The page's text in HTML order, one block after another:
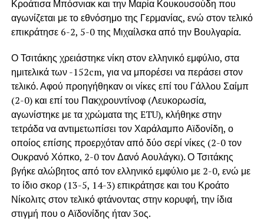
Κροάτισα Μπόσνιακ και την Μαρία Κουκουσούδη που
αγωνίζεται με το εθνόσημο της Γερμανίας, ενώ στον τελικό
επικράτησε 6-2, 5-0 της Μιχαίλσκα από την Βουλγαρία.
Ο Τσιτάκης χρειάστηκε νίκη στον ελληνικό εμφύλιο, στα
ημιτελικά των -152cm, για να μπορέσει να περάσει στον
τελικό. Αφού προηγήθηκαν οι νίκες επί του Γάλλου Σαίμπ
(2-0) και επί του Πακχρουντίνοφ (Λευκορωσία,
αγωνίστηκε με τα χρώματα της ETU), κλήθηκε στην
τετράδα να αντιμετωπίσει τον Χαράλαμπο Αϊδονίδη, ο
οποίος επίσης προερχόταν από δύο σερί νίκες (2-0 τον
Ουκρανό Χόπκο, 2-0 τον Δανό Αουλάγκι). Ο Τσιτάκης
βγήκε αλώβητος από τον ελληνικό εμφύλιο με 2-0, ενώ με
το ίδιο σκορ (13-5, 14-3) επικράτησε και του Κροάτο
Νίκολιτς στον τελικό φτάνοντας στην κορυφή, την ίδια
στιγμή που ο Αϊδονίδης ήταν 3ος.